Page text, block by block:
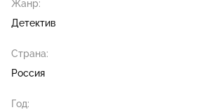
Жанр:
Детектив
Страна:
Россия
Год: